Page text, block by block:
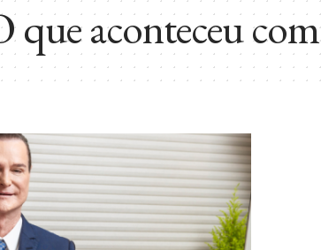
que aconteceu